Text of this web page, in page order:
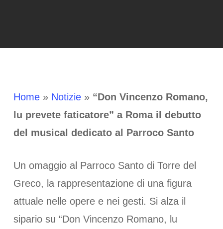
Home» Notizie» “Don Vincenzo Romano,
lu prevete faticatore” a Roma il debutto
del musical dedicato al Parroco Santo
Un omaggio al Parroco Santo di Torre del
Greco, la rappresentazione di una figura
attuale nelle opere e nei gesti. Si alza il
sipario su “Don Vincenzo Romano, lu